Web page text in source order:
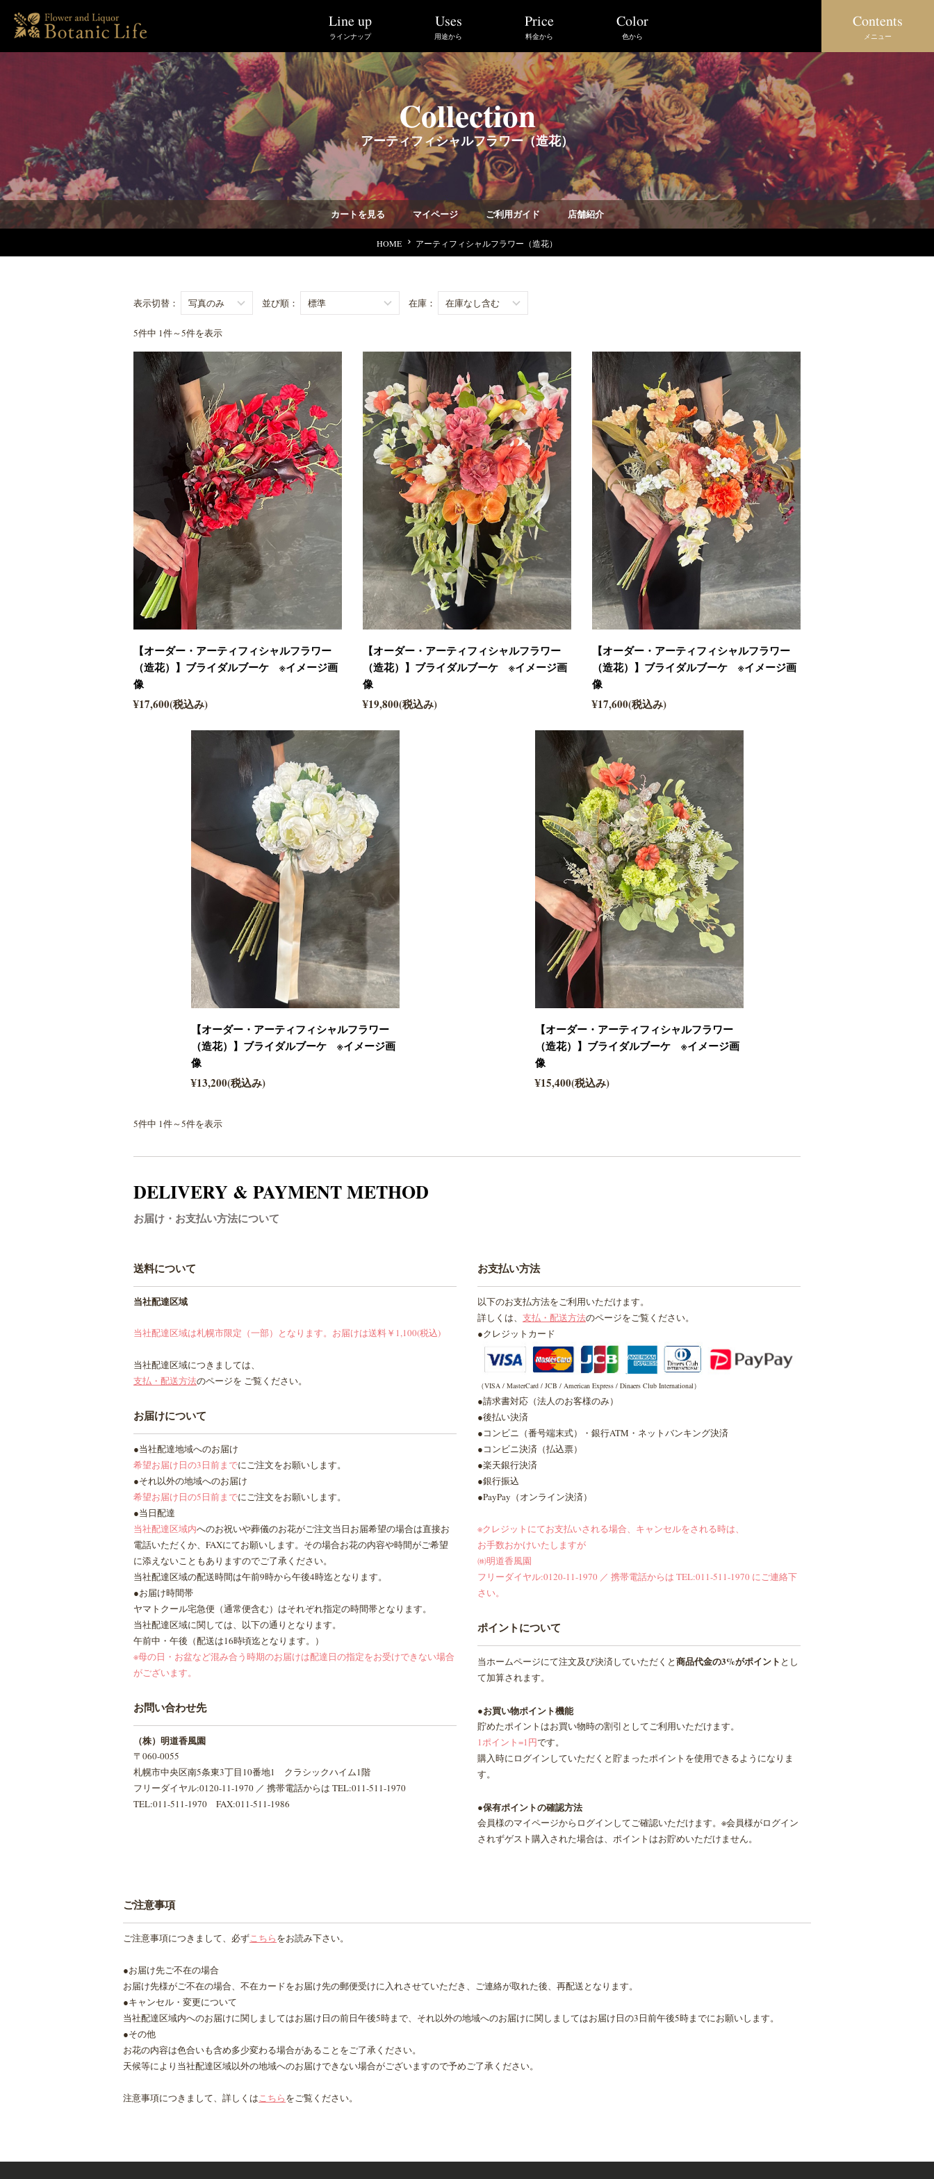
Line up
ラインナップ
Uses
用途から
Price
料金から
Color
色から
Contents
メニュー
Collection
アーティフィシャルフラワー（造花）
カートを見る マイページ ご利用ガイド 店舗紹介
HOME アーティフィシャルフラワー（造花）
表示切替： 並び順： 在庫：
5件中 1件～5件を表示
【オーダー・アーティフィシャルフラワー
（造花）】ブライダルブーケ ※イメージ画
像
¥17,600(税込み)
【オーダー・アーティフィシャルフラワー
（造花）】ブライダルブーケ ※イメージ画
像
¥19,800(税込み)
【オーダー・アーティフィシャルフラワー
（造花）】ブライダルブーケ ※イメージ画
像
¥17,600(税込み)
【オーダー・アーティフィシャルフラワー
（造花）】ブライダルブーケ ※イメージ画
像
¥13,200(税込み)
【オーダー・アーティフィシャルフラワー
（造花）】ブライダルブーケ ※イメージ画
像
¥15,400(税込み)
5件中 1件～5件を表示
DELIVERY & PAYMENT METHOD
お届け・お支払い方法について
送料について
当社配達区域
当社配達区域は札幌市限定（一部）となります。お届けは送料￥1,100(税込)
当社配達区域につきましては、
支払・配送方法のページを ご覧ください。
お届けについて
●当社配達地域へのお届け
希望お届け日の3日前までにご注文をお願いします。
●それ以外の地域へのお届け
希望お届け日の5日前までにご注文をお願いします。
●当日配達
当社配達区域内へのお祝いや葬儀のお花がご注文当日お届希望の場合は直接お
電話いただくか、FAXにてお願いします。その場合お花の内容や時間がご希望
に添えないこともありますのでご了承ください。
当社配達区域の配送時間は午前9時から午後4時迄となります。
●お届け時間帯
ヤマトクール宅急便（通常便含む）はそれぞれ指定の時間帯となります。
当社配達区域に関しては、以下の通りとなります。
午前中・午後（配送は16時頃迄となります。）
※母の日・お盆など混み合う時期のお届けは配達日の指定をお受けできない場合
がございます。
お問い合わせ先
（株）明道香風園
〒060-0055
札幌市中央区南5条東3丁目10番地1 クラシックハイム1階
フリーダイヤル:0120-11-1970 ／ 携帯電話からは TEL:011-511-1970
TEL:011-511-1970 FAX:011-511-1986
お支払い方法
以下のお支払方法をご利用いただけます。
詳しくは、 支払・配送方法のページをご覧ください。
●クレジットカード
（VISA / MasterCard / JCB / American Express / Dinaers Club International）
●請求書対応（法人のお客様のみ）
●後払い決済
●コンビニ（番号端末式）・銀行ATM・ネットバンキング決済
●コンビニ決済（払込票）
●楽天銀行決済
●銀行振込
●PayPay（オンライン決済）
※クレジットにてお支払いされる場合、キャンセルをされる時は、
お手数おかけいたしますが
㈱明道香風園
フリーダイヤル:0120-11-1970 ／ 携帯電話からは TEL:011-511-1970 にご連絡下
さい。
ポイントについて
当ホームページにて注文及び決済していただくと商品代金の3%がポイント とし
て加算されます。
●お買い物ポイント機能
貯めたポイントはお買い物時の割引としてご利用いただけます。
1ポイント=1円です。
購入時にログインしていただくと貯まったポイントを使用できるようになりま
す。
●保有ポイントの確認方法
会員様のマイページからログインしてご確認いただけます。※会員様がログイン
されずゲスト購入された場合は、ポイントはお貯めいただけません。
ご注意事項
ご注意事項につきまして、必ずこちらをお読み下さい。
●お届け先ご不在の場合
お届け先様がご不在の場合、不在カードをお届け先の郵便受けに入れさせていただき、ご連絡が取れた後、再配送となります。
●キャンセル・変更について
当社配達区域内へのお届けに関しましてはお届け日の前日午後5時まで、それ以外の地域へのお届けに関しましてはお届け日の3日前午後5時までにお願いします。
●その他
お花の内容は色合いも含め多少変わる場合があることをご了承ください。
天候等により当社配達区域以外の地域へのお届けできない場合がございますので予めご了承ください。
注意事項につきまして、詳しくはこちらをご覧ください。